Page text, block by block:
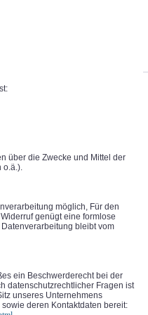
über die Zwecke und Mittel der
o.ä.).
möglich, Für den
genügt eine formlose
bleibt vom
ein Beschwerderecht bei der
datenschutzrechtlicher Fragen ist
unseres Unternehmens
deren Kontaktdaten bereit: